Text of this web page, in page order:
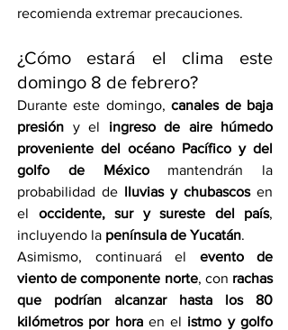
recomienda extremar precauciones.
¿Cómo estará el clima este
domingo 8 de febrero?
Durante este domingo, canales de baja
presión y el ingreso de aire húmedo
proveniente del océano Pacífico y del
golfo de México mantendrán la
probabilidad de lluvias y chubascos en
el occidente, sur y sureste del país,
incluyendo la península de Yucatán.
Asimismo, continuará el evento de
viento de componente norte, con rachas
que podrían alcanzar hasta los 80
kilómetros por hora en el istmo y golfo